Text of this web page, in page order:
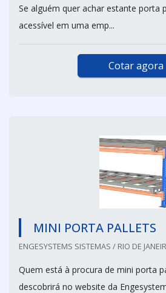
Se alguém quer achar estante porta
acessível em uma emp...
Cotar agora
MINI PORTA PALLETS
ENGESYSTEMS SISTEMAS / RIO DE
Quem está à procura de mini porta
descobrirá no website da